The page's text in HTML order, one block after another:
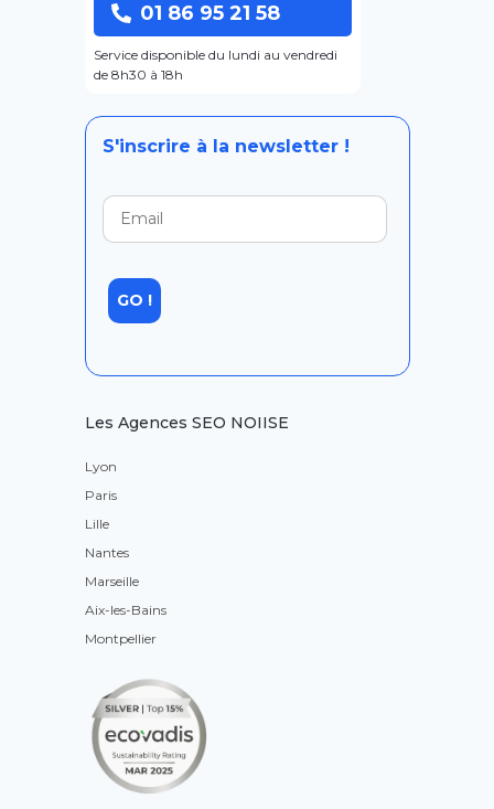
01 86 95 21 58
Service disponible du lundi au vendredi
de 8h30 à 18h
S'inscrire à la newsletter !
Les Agences SEO NOIISE
Lyon
Paris
Lille
Nantes
Marseille
Aix-les-Bains
Montpellier